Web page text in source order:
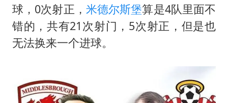
球，0次射正， 米德尔斯堡算是4队里面不
错的，共有21次射门，5次射正，但是也
无法换来一个进球。